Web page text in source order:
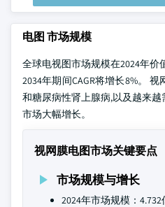
电图 市场规模
全球电视图市场规模在2024年价
2034年期间CAGR将增长8%。
和糖尿病性肾上腺病,以及越来
市场大幅增长。
视网膜电图市场关键要点
市场规模与增长
2024年市场规模：